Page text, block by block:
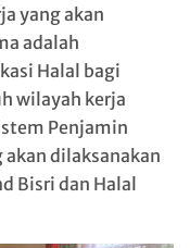
yang akan
adalah
Halal bagi
wilayah kerja
Penjamin
dilaksanakan
Bisri dan Halal